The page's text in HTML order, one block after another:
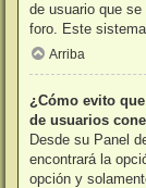
de usuario que se
foro. Este
Arriba
¿Cómo evito
de usuarios
Desde su Panel
encontrará la
opción y